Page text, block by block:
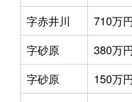
字赤井川
710万円
字砂原
380万円
字砂原
150万円